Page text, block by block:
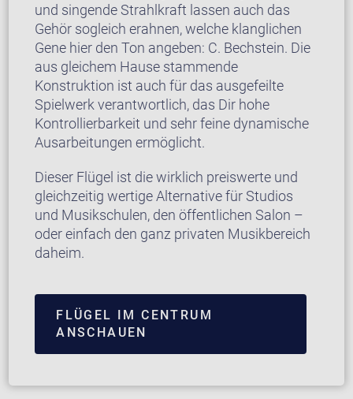
und singende Strahlkraft lassen auch das
Gehör sogleich erahnen, welche klanglichen
Gene hier den Ton angeben: C. Bechstein. Die
aus gleichem Hause stammende
Konstruktion ist auch für das ausgefeilte
Spielwerk verantwortlich, das Dir hohe
Kontrollierbarkeit und sehr feine dynamische
Ausarbeitungen ermöglicht.
Dieser Flügel ist die wirklich preiswerte und
gleichzeitig wertige Alternative für Studios
und Musikschulen, den öffentlichen Salon –
oder einfach den ganz privaten Musikbereich
daheim.
FLÜGEL IM CENTRUM
ANSCHAUEN